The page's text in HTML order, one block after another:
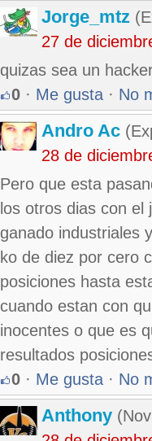
Jorge_mtz
27 de
quizas sea un
0 · Me gusta · No
Andro Ac
28 de
Pero que esta
los otros dias con
ganado industriales
ko de diez por cero
posiciones hasta
cuando estan con
inocentes o que es
resultados
0 · Me gusta · No
Anthony